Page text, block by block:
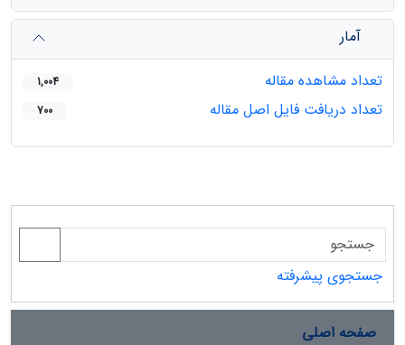
آمار
تعداد مشاهده مقاله
1,004
تعداد دریافت فایل اصل مقاله 700
جستجوی پیشرفته
صفحه اصلی